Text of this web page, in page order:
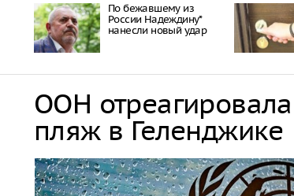
По бежавшему из
России Надеждину*
нанесли новый удар
ООН
пляж в Геленджике